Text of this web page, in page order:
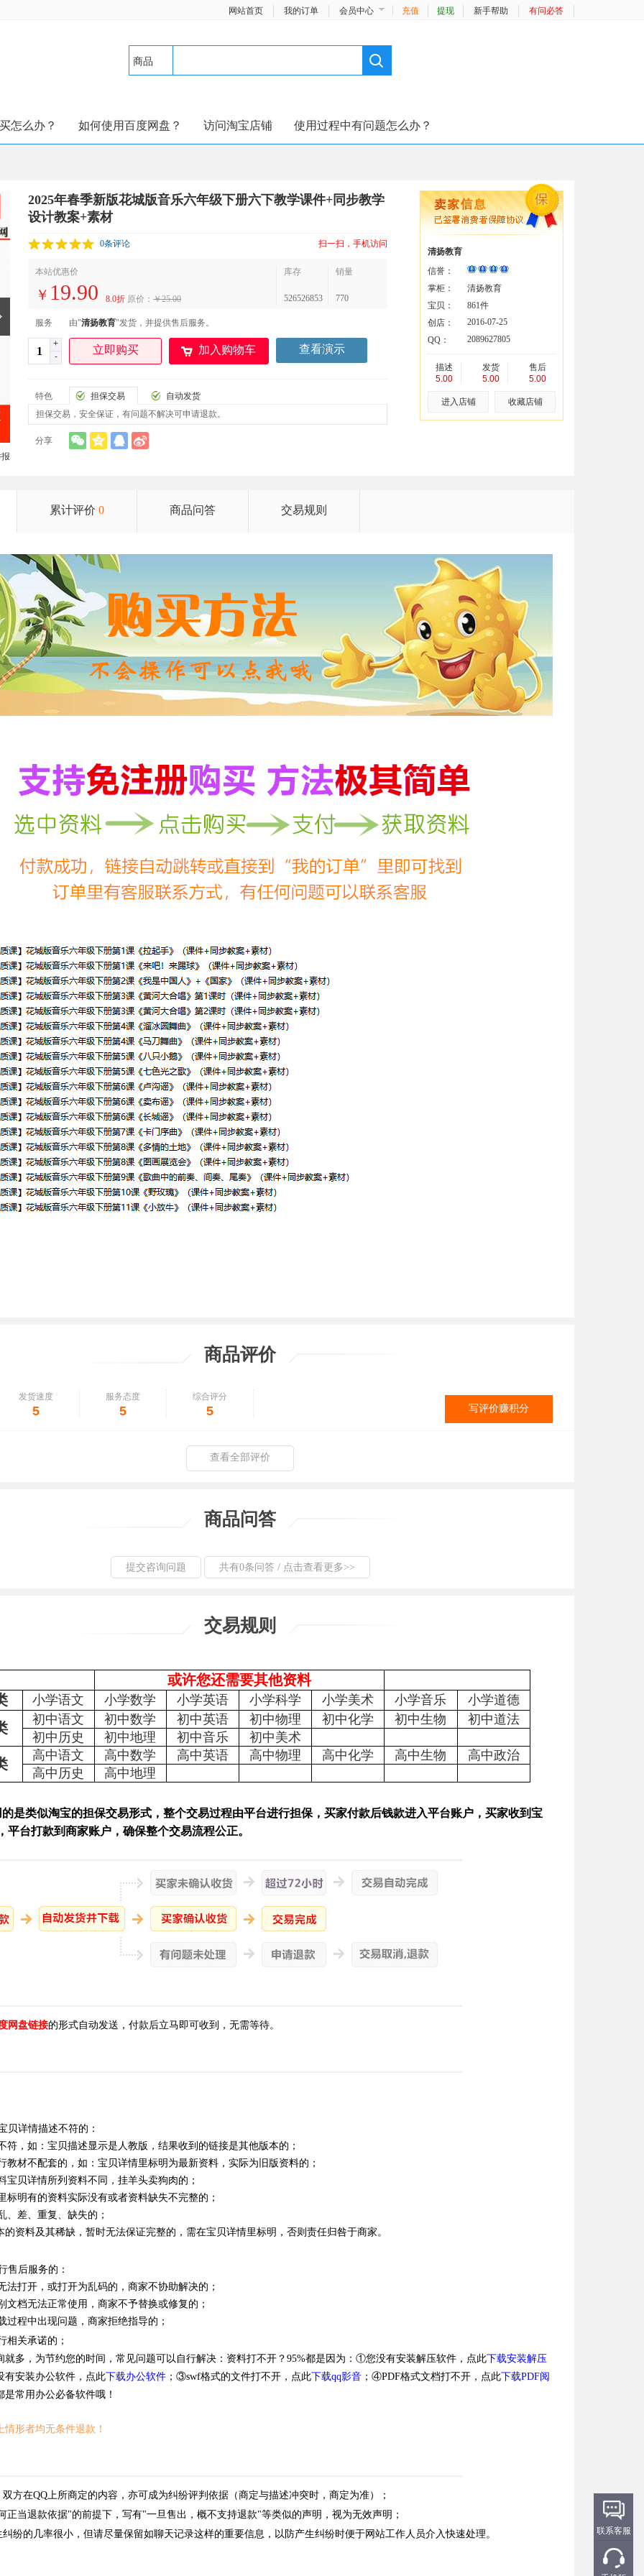
网站首页 我的订单 会员中心 充值 提现 新手帮助 有问必答
商品
怎么办？ 如何使用百度网盘？ 访问淘宝店铺 使用过程中有问题怎么办？
2025年春季新版花城版音乐六年级下册六下教学课件+同步教学
设计教案+素材
0条评论 扫一扫，手机访问
本站优惠价
￥ 19.90 8.0折 原价： ￥25.00
库存 销量
526526853 770
服务 由"清扬教育"发货，并提供售后服务。
+
-
立即购买 加入购物车 查看演示
特色 担保交易
自动发货
担保交易，安全保证，有问题不解决可申请退款。
分享
清扬教育
信誉：
掌柜：
清扬教育
宝贝：
861件
创店：
2016-07-25
QQ：
2089627805
描述
5.00
发货
5.00
售后
5.00
进入店铺 收藏店铺
累计评价 0 商品问答 交易规则
商品评价
发货速度
5
服务态度
5
综合评分
5 写评价赚积分
查看全部评价
商品问答
提交咨询问题 共有0条问答 / 点击查看更多>>
交易规则
或许您还需要其他资料
小学语文 小学数学 小学英语 小学科学 小学美术 小学音乐 小学道德
初中语文 初中数学 初中英语 初中物理 初中化学 初中生物
初中道法
初中历史
初中地理 初中音乐 初中美术
高中语文 高中数学 高中英语 高中物理 高中化学 高中生物
高中政治
高中历史
高中地理
是类似淘宝的担保交易形式，整个交易过程由平台进行担保，买家付款后钱款进入平台账户，买家收到宝
平台打款到商家账户，确保整个交易流程公正。
网盘链接的形式自动发送，付款后立马即可收到，无需等待。
贝详情描述不符的：
符，如：宝贝描述显示是人教版，结果收到的链接是其他版本的；
教材不配套的，如：宝贝详情里标明为最新资料，实际为旧版资料的；
宝贝详情所列资料不同，挂羊头卖狗肉的；
标明有的资料实际没有或者资料缺失不完整的；
、差、重复、缺失的；
的资料及其稀缺，暂时无法保证完整的，需在宝贝详情里标明，否则责任归咎于商家。
售后服务的：
法打开，或打开为乱码的，商家不协助解决的；
文档无法正常使用，商家不予替换或修复的；
过程中出现问题，商家拒绝指导的；
关承诺的；
就多，为节约您的时间，常见问题可以自行解决：资料打不开？95%都是因为：①您没有安装解压软件，点此下载安装解压
有安装办公软件，点此下载办公软件 ；③swf格式的文件打不开，点此下载qq影音 ；④PDF格式文档打不开，点此下载PDF阅
是常用办公必备软件哦！
情形者均无条件退款！
方在QQ上所商定的内容，亦可成为纠纷评判依据（商定与描述冲突时，商定为准）；
正当退款依据"的前提下，写有"一旦售出，概不支持退款"等类似的声明，视为无效声明；
纷的几率很小，但请尽量保留如聊天记录这样的重要信息，以防产生纠纷时便于网站工作人员介入快速处理。
联系客服